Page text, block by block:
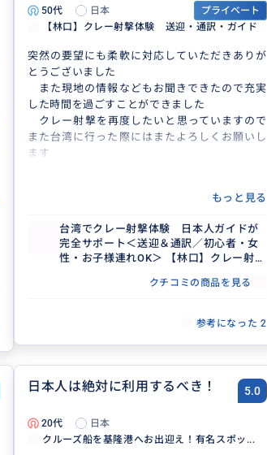
50代 日本
プライベート
【林口】クレー射撃体験 送迎・通訳・ガイド
突然の要望にも柔軟に対応していただきありが
とうございました
また現地の情報などもお聞きできたので充実
した時間を過ごすことができました
クレー射撃を再度したいと思っていますので
また台湾に行った際にはまたよろしくお願いし
ます
もっと見る
台湾でクレー射撃体験 日本人ガイドが
完全サポート＜送迎＆通訳／初心者・女
性・お子様連れOK＞ 【林口】クレー射撃
クチコミの商品を見る
参考になった 2
日本人は絶対に利用するべき！ 5.0
20代
日本
クルーズ船を基隆港へお出迎え！有名スポッ...